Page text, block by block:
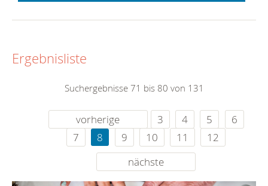
Ergebnisliste
Suchergebnisse 71 bis 80 von 131
vorherige 3 4 5
6
7
8 9 10 11
12
nächste